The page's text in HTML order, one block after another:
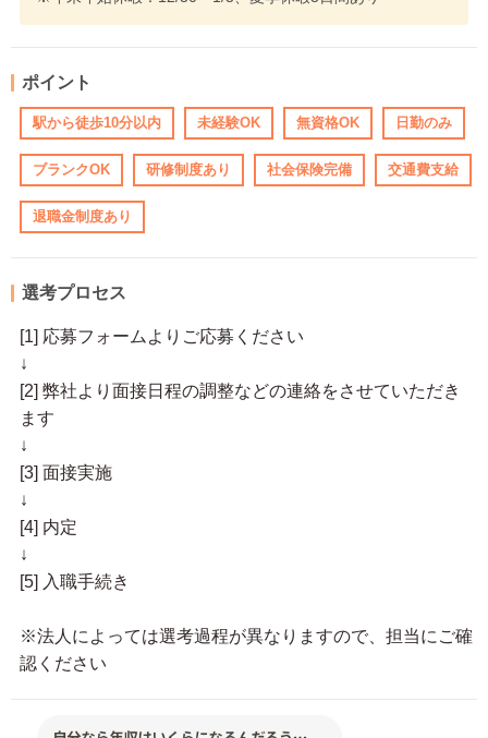
ポイント
駅から徒歩10分以内 未経験OK 無資格OK 日勤のみ
ブランクOK 研修制度あり 社会保険完備 交通費支給
退職金制度あり
選考プロセス
[1] 応募フォームよりご応募ください
↓
[2] 弊社より面接日程の調整などの連絡をさせていただき
ます
↓
[3] 面接実施
↓
[4] 内定
↓
[5] 入職手続き
※法人によっては選考過程が異なりますので、担当にご確
認ください